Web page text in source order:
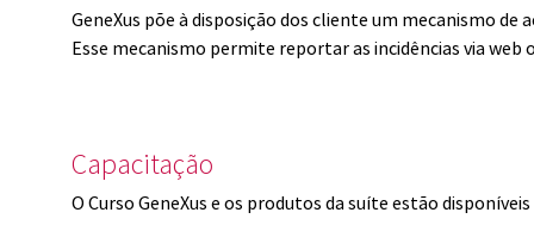
GeneXus põe à disposição dos cliente um mecanismo de
Esse mecanismo permite reportar as incidências via
Capacitação
O Curso GeneXus e os produtos da suíte estão